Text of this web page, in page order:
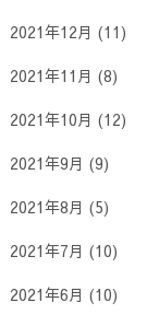
2021年12月 (11)
2021年11月 (8)
2021年10月 (12)
2021年9月 (9)
2021年8月 (5)
2021年7月 (10)
2021年6月 (10)